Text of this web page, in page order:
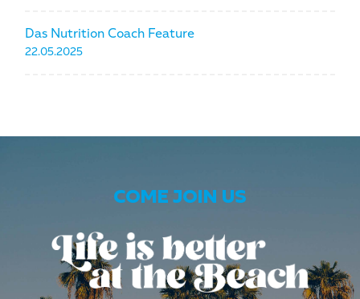
Das Nutrition Coach Feature
22.05.2025
COME JOIN US